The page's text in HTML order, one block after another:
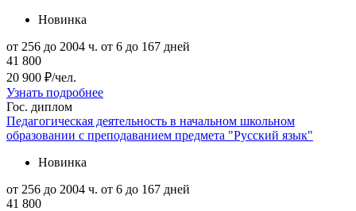
Новинка
от 256 до 2004 ч. от 6 до 167 дней
41 800
20 900 ₽/чел.
Узнать подробнее
Гос. диплом
Педагогическая деятельность в начальном школьном
образовании с преподаванием предмета "Русский язык"
Новинка
от 256 до 2004 ч. от 6 до 167 дней
41 800